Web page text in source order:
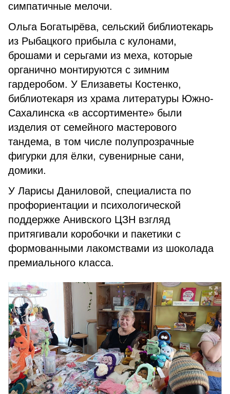
симпатичные мелочи.
Ольга Богатырёва, сельский библиотекарь
из Рыбацкого прибыла с кулонами,
брошами и серьгами из меха, которые
органично монтируются с зимним
гардеробом. У Елизаветы Костенко,
библиотекаря из храма литературы Южно-
Сахалинска «в ассортименте» были
изделия от семейного мастерового
тандема, в том числе полупрозрачные
фигурки для ёлки, сувенирные сани,
домики.
У Ларисы Даниловой, специалиста по
профориентации и психологической
поддержке Анивского ЦЗН взгляд
притягивали коробочки и пакетики с
формованными лакомствами из шоколада
премиального класса.